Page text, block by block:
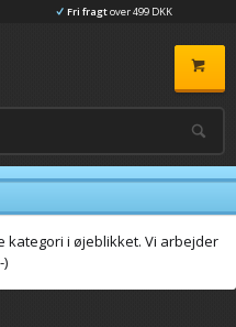
Fri fragtover 499 DKK
kategori i øjeblikket. Vi arbejder